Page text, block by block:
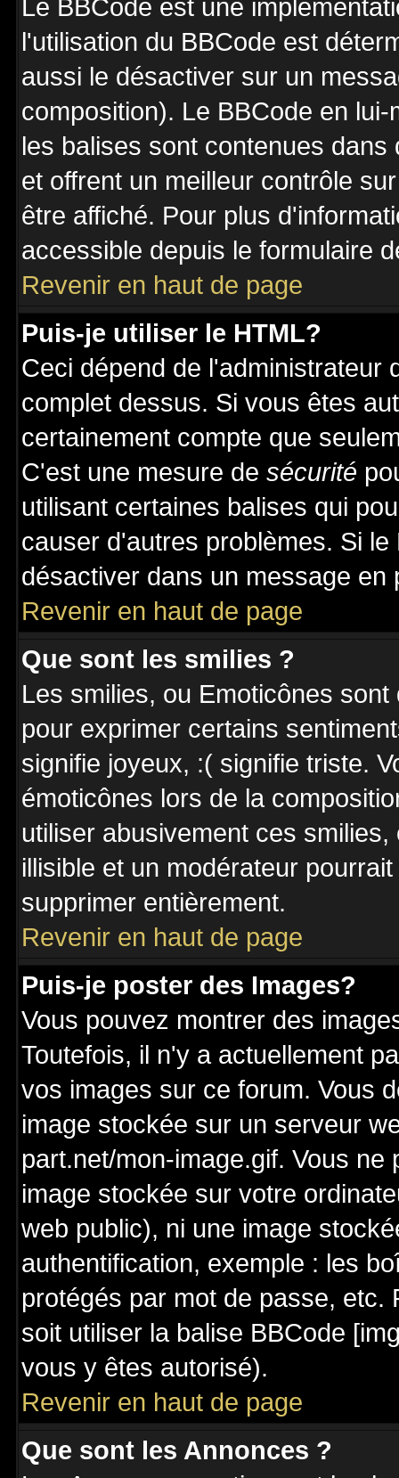
Le BBCode est une
l'utilisation du BBCode est
aussi le désactiver sur un
composition). Le BBCode en
les balises sont contenues
et offrent un meilleur contrôle
être affiché. Pour plus
accessible depuis le formulaire
Revenir en haut de page
Puis-je utiliser le HTML?
Ceci dépend de l'administrateur
complet dessus. Si vous êtes
certainement compte que
C'est une mesure de sécurité
utilisant certaines balises qui
causer d'autres problèmes. Si
désactiver dans un message
Revenir en haut de page
Que sont les smilies ?
Les smilies, ou Emoticônes
pour exprimer certains
signifie joyeux, :( signifie triste.
émoticônes lors de la
utiliser abusivement ces
illisible et un modérateur
supprimer entièrement.
Revenir en haut de page
Puis-je poster des Images?
Vous pouvez montrer des
Toutefois, il n'y a actuellement
vos images sur ce forum. Vous
image stockée sur un serveur
part.net/mon-image.gif. Vous
image stockée sur votre
web public), ni une image
authentification, exemple : les
protégés par mot de passe, etc.
soit utiliser la balise BBCode
vous y êtes autorisé).
Revenir en haut de page
Que sont les Annonces ?